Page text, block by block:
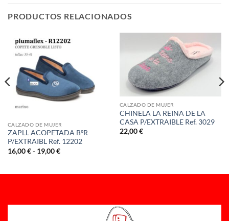
PRODUCTOS RELACIONADOS
CALZADO DE MUJER
ZAPLL ACOPETADA BºR
P/EXTRAIBL Ref. 12202
16,00€ - 19,00€Rango
CALZADO DE MUJER
CHINELA LA REINA DE LA
CASA P/EXTRAIBLE Ref. 3029
22,00€